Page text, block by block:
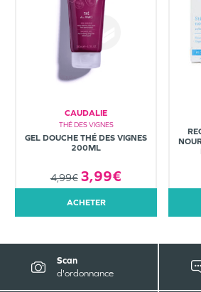
CAUDALIE
THÉ DES VIGNES
GEL DOUCHE THÉ DES VIGNES
200ML
4,99€ 3,99€
ACHETER
Scan
d'ordonnance